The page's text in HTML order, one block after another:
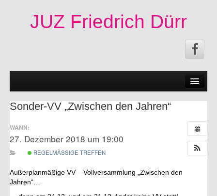
JUZ Friedrich Dürr
50 Jahre JUZ!
Fachschaften|Mitmachen
Veröffentlichungen
Sonder-VV „Zwischen den Jahren“
WANN:
27. Dezember 2018 um 19:00
REGELMÄSSIGE TREFFEN
Außerplanmäßige VV – Vollversammlung „Zwischen den
Jahren“…